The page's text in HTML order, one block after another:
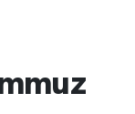
ve Fikstür